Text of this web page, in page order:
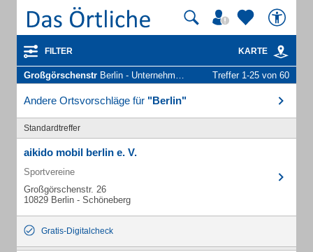
FILTER KARTE
Großgörschenstr Berlin - Unternehmen und Personen Treffer 1-25 von 60
Andere Ortsvorschläge für "Berlin"
Standardtreffer
aikido mobil berlin e. V.
Sportvereine
Großgörschenstr. 26
10829 Berlin - Schöneberg
Gratis-Digitalcheck